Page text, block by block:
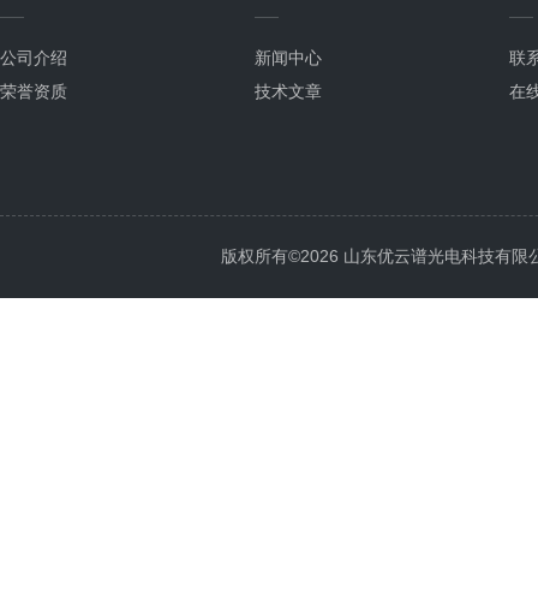
公司介绍
荣誉资质
新闻中心
技术文章
联
在
版权所有©2026 山东优云谱光电科技有